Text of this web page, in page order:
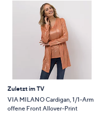
Zuletzt im TV
VIA MILANO Cardigan, 1/1-Arm
offene Front Allover-Print